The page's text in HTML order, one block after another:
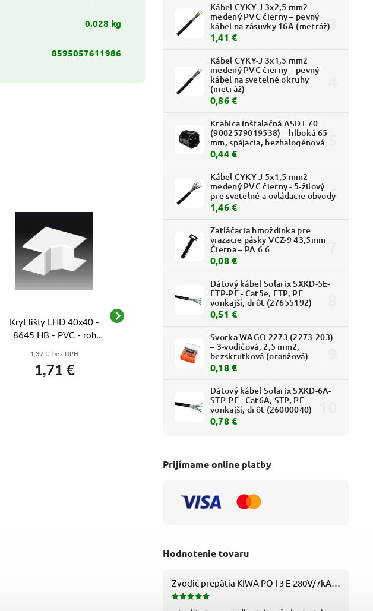
Kábel CYKY-J 3x2,5 mm2
medený PVC čierny – pevný
kábel na zásuvky 16A (metráž)
1,41 €
Kábel CYKY-J 3x1,5 mm2
medený PVC čierny – pevný
kábel na svetelné okruhy
(metráž)
0,86 €
Krabica inštalačná ASDT 70
(9002579019538) – hlboká 65
mm, spájacia, bezhalogénová
0,44 €
Kábel CYKY-J 5x1,5 mm2
medený PVC čierny - 5-žilový
pre svetelné a ovládacie obvody
1,46 €
Zatláčacia hmoždinka pre
viazacie pásky VCZ-9 43,5mm
Čierna – PA 6.6
0,08 €
Dátový kábel Solarix SXKD-5E-
FTP-PE - Cat5e, FTP, PE
vonkajší, drôt (27655192)
0,51 €
Svorka WAGO 2273 (2273-203)
– 3-vodičová, 2,5 mm2,
bezskrutková (oranžová)
0,18 €
Dátový kábel Solarix SXKD-6A-
STP-PE - Cat6A, STP, PE
vonkajší, drôt (26000040)
0,78 €
Prijímame online platby
Hodnotenie tovaru
0.028 kg
8595057611986
Kryt lišty LHD 40x40 -
8645 HB - PVC - roh
1,39 € bez DPH
1,71 €
8646 HB - PVC - roh
vonkajší - biely
1,39 € bez DPH
8635 HB - PVC - roh
vnútorný - biely
1,24 € bez DPH